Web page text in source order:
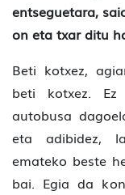
entseguetara,
on eta txar ditu
Beti kotxez,
beti kotxez.
autobusa
eta adibidez,
emateko beste
bai. Egia da